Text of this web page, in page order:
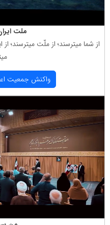
ملت
از شما میترسند؛ از ملّت میترسند؛
واكنش جمعیت